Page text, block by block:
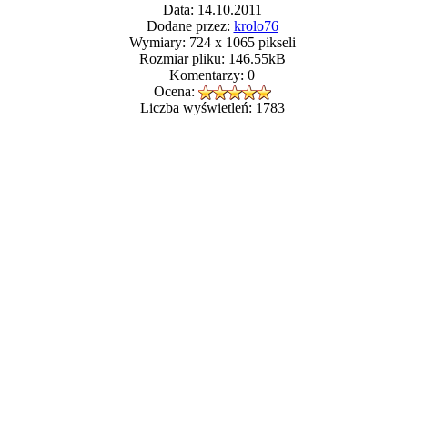
Data: 14.10.2011
Dodane przez: krolo76
Wymiary: 724 x 1065 pikseli
Rozmiar pliku: 146.55kB
Komentarzy: 0
Ocena:
Liczba wyświetleń: 1783